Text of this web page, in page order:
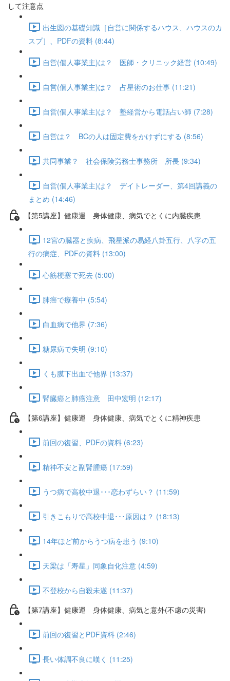
して注意点
出生図の基礎知識［自営に関係するハウス、ハウスのカ
スプ］、PDFの資料 (8:44)
自営(個人事業主)は？ 医師・クリニック経営 (10:49)
自営(個人事業主)は？ 占星術のお仕事 (11:21)
自営(個人事業主)は？ 塾経営から電話占い師 (7:28)
自営は？ BCの人は固定費をかけずにする (8:56)
共同事業？ 社会保険労務士事務所 所長 (9:34)
自営(個人事業主)は？ デイトレーダー、第4回講義の
まとめ (14:46)
【第5講座】健康運 身体健康、病気でとくに内臓疾患
12宮の臓器と疾病、飛星派の易経八卦五行、八字の五
行の病症、PDFの資料 (13:00)
心筋梗塞で死去 (5:00)
肺癌で療養中 (5:54)
白血病で他界 (7:36)
糖尿病で失明 (9:10)
くも膜下出血で他界 (13:37)
腎臓癌と肺癌注意 田中宏明 (12:17)
【第6講座】健康運 身体健康、病気でとくに精神疾患
前回の復習、PDFの資料 (6:23)
精神不安と副腎腫瘍 (17:59)
うつ病で高校中退･･･恋わずらい？ (11:59)
引きこもりで高校中退･･･原因は？ (18:13)
14年ほど前からうつ病を患う (9:10)
天梁は「寿星」同象自化注意 (4:59)
不登校から自殺未遂 (11:37)
【第7講座】健康運 身体健康、病気と意外(不慮の災害)
前回の復習とPDF資料 (2:46)
長い体調不良に嘆く (11:25)